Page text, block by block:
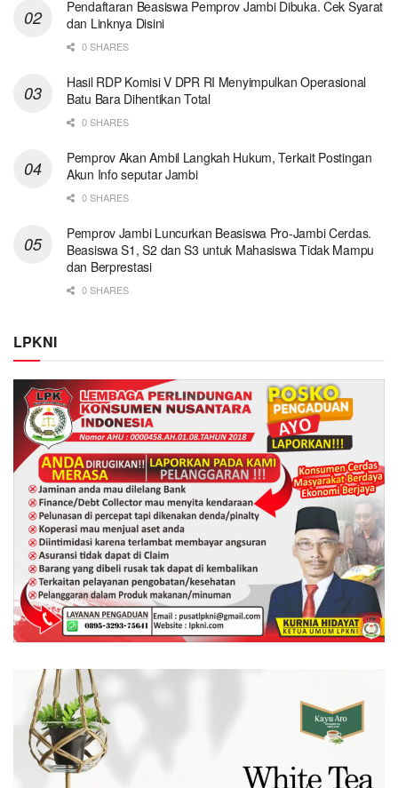
Pendaftaran Beasiswa Pemprov Jambi Dibuka. Cek Syarat
dan Linknya Disini
0 SHARES
Hasil RDP Komisi V DPR RI Menyimpulkan Operasional
Batu Bara Dihentikan Total
0 SHARES
Pemprov Akan Ambil Langkah Hukum, Terkait Postingan
Akun Info seputar Jambi
0 SHARES
Pemprov Jambi Luncurkan Beasiswa Pro-Jambi Cerdas.
Beasiswa S1, S2 dan S3 untuk Mahasiswa Tidak Mampu
dan Berprestasi
0 SHARES
LPKNI